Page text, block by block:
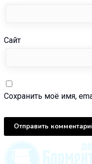
Сайт
Сохранить моё имя,